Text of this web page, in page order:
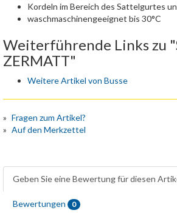
Kordeln im Bereich des Sattelgurtes
waschmaschinengeeignet bis 30°C
Weiterführende Links zu
ZERMATT"
Weitere Artikel von Busse
Fragen zum Artikel?
Auf den Merkzettel
Geben Sie eine Bewertung für diesen
Bewertungen 0